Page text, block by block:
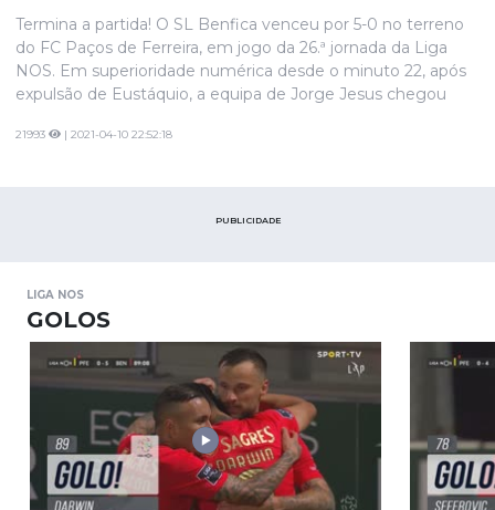
Termina a partida! O SL Benfica venceu por 5-0 no terreno
do FC Paços de Ferreira, em jogo da 26.ª jornada da Liga
NOS. Em superioridade numérica desde o minuto 22, após
expulsão de Eustáquio, a equipa de Jorge Jesus chegou
Gonçalves. Rafa e Seferovic marcaram ainda antes do
21993 | 2021-04-10 22:52:18
PUBLICIDADE
LIGA NOS
GOLOS